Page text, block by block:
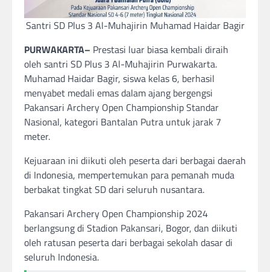
Santri SD Plus 3 Al-Muhajirin Muhamad Haidar Bagir
PURWAKARTA– Prestasi luar biasa kembali diraih
oleh santri SD Plus 3 Al-Muhajirin Purwakarta.
Muhamad Haidar Bagir, siswa kelas 6, berhasil
menyabet medali emas dalam ajang bergengsi
Pakansari Archery Open Championship Standar
Nasional, kategori Bantalan Putra untuk jarak 7
meter.
Kejuaraan ini diikuti oleh peserta dari berbagai daerah
di Indonesia, mempertemukan para pemanah muda
berbakat tingkat SD dari seluruh nusantara.
Pakansari Archery Open Championship 2024
berlangsung di Stadion Pakansari, Bogor, dan diikuti
oleh ratusan peserta dari berbagai sekolah dasar di
seluruh Indonesia.